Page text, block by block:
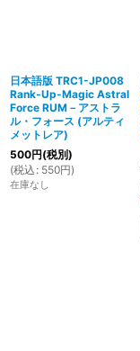
日本語版 TRC1-JP008
Rank-Up-Magic Astral
Force RUM－アストラ
ル・フォース (アルティ
メットレア)
500円(税別)
(税込 : 550円)
在庫なし